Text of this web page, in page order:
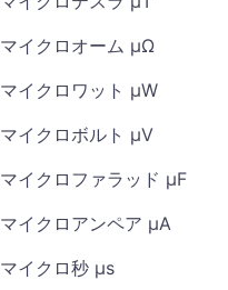
マイクロオーム µΩ
マイクロワット µW
マイクロボルト µV
マイクロファラッド µF
マイクロアンペア µA
マイクロ秒 µs